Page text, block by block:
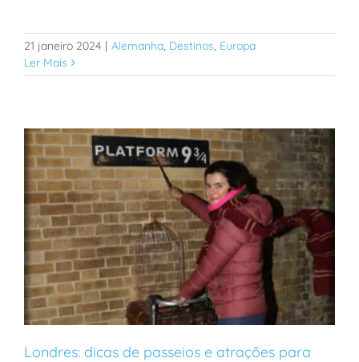
21 janeiro 2024 | Alemanha, Destinos, Europa
Ler Mais
Londres: dicas de passeios e atrações para